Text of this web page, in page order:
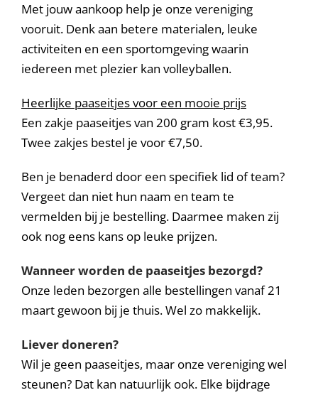
Met jouw aankoop help je onze vereniging
vooruit. Denk aan betere materialen, leuke
activiteiten en een sportomgeving waarin
iedereen met plezier kan volleyballen.
Heerlijke paaseitjes voor een mooie prijs
Een zakje paaseitjes van 200 gram kost €3,95.
Twee zakjes bestel je voor €7,50.
Ben je benaderd door een specifiek lid of team?
Vergeet dan niet hun naam en team te
vermelden bij je bestelling. Daarmee maken zij
ook nog eens kans op leuke prijzen.
Wanneer worden de paaseitjes bezorgd?
Onze leden bezorgen alle bestellingen vanaf 21
maart gewoon bij je thuis. Wel zo makkelijk.
Liever doneren?
Wil je geen paaseitjes, maar onze vereniging wel
steunen? Dat kan natuurlijk ook. Elke bijdrage